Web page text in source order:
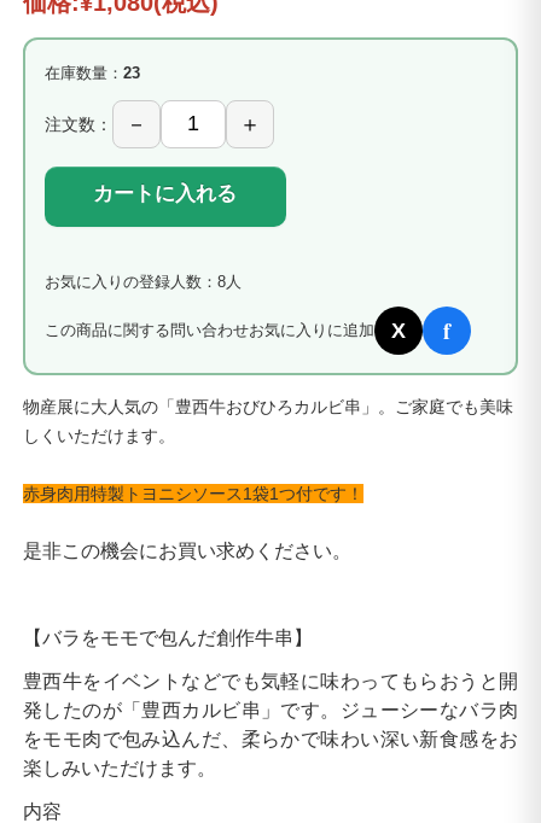
在庫数量： 23
注文数：
カートに入れる
お気に入りの登録人数：8人
この商品に関する問い合わせお気に入りに追加 X f
物産展に大人気の「豊西牛おびひろカルビ串」。ご家庭でも美味
しくいただけます。
赤身肉用特製トヨニシソース1袋1つ付です！
是非この機会にお買い求めください。
【バラをモモで包んだ創作牛串】
豊西牛をイベントなどでも気軽に味わってもらおうと開
発したのが「豊西カルビ串」です。ジューシーなバラ肉
をモモ肉で包み込んだ、柔らかで味わい深い新食感をお
楽しみいただけます。
内容